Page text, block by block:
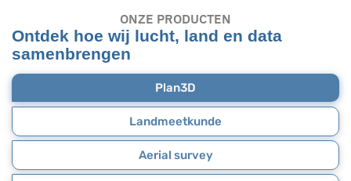
ONZE PRODUCTEN
Ontdek hoe wij lucht, land en data
samenbrengen
Plan3D
Landmeetkunde
Aerial survey